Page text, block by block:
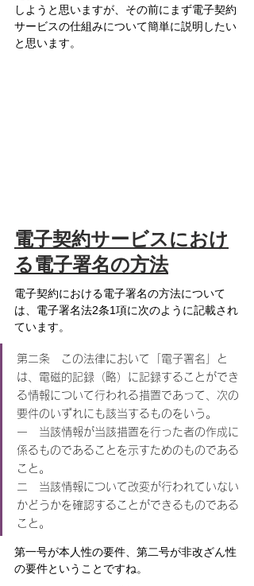
しようと思いますが、その前にまず電子契約
サービスの仕組みについて簡単に説明したい
と思います。
電子契約サービスにおけ
る電子署名の方法
電子契約における電子署名の方法について
は、電子署名法2条1項に次のように記載され
ています。
第二条　この法律において「電子署名」と
は、電磁的記録（略）に記録することができ
る情報について行われる措置であって、次の
要件のいずれにも該当するものをいう。
一　当該情報が当該措置を行った者の作成に
係るものであることを示すためのものである
こと。
二　当該情報について改変が行われていない
かどうかを確認することができるものである
こと。
第一号が本人性の要件、第二号が非改ざん性
の要件ということですね。